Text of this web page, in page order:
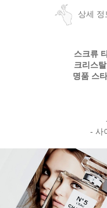
상세
스크류
크리스
명품 스
- 사